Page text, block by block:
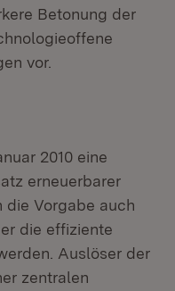
Betonung der
vor.
2010 eine
erneuerbarer
die Vorgabe auch
die effiziente
Auslöser der
zentralen